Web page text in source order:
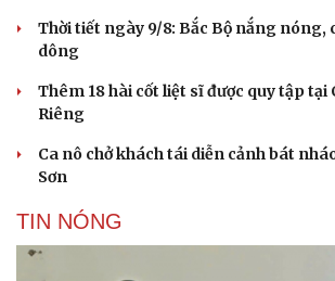
Thời tiết ngày 9/8: Bắc Bộ nắng nóng,
dông
Thêm 18 hài cốt liệt sĩ được quy tập tại
Riêng
Ca nô chở khách tái diễn cảnh bát
Sơn
TIN NÓNG